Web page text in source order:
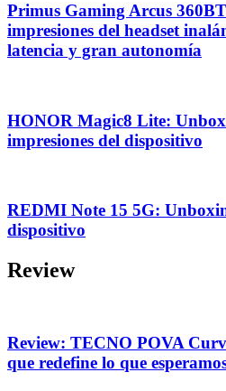
Primus Gaming Arcus
impresiones del headset
latencia y gran autonomía
HONOR Magic8 Lite:
impresiones del dispositivo
REDMI Note 15 5G:
dispositivo
Review
Review: TECNO POVA
que redefine lo que